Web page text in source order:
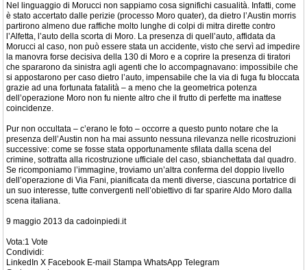
Nel linguaggio di Morucci non sappiamo cosa significhi casualità. Infatti, come
è stato accertato dalle perizie (processo Moro quater), da dietro l’Austin morris
partirono almeno due raffiche molto lunghe di colpi di mitra dirette contro
l’Alfetta, l’auto della scorta di Moro. La presenza di quell’auto, affidata da
Morucci al caso, non può essere stata un accidente, visto che servì ad impedire
la manovra forse decisiva della 130 di Moro e a coprire la presenza di tiratori
che spararono da sinistra agli agenti che lo accompagnavano: impossibile che
si appostarono per caso dietro l’auto, impensabile che la via di fuga fu bloccata
grazie ad una fortunata fatalità – a meno che la geometrica potenza
dell’operazione Moro non fu niente altro che il frutto di perfette ma inattese
coincidenze.
Pur non occultata – c’erano le foto – occorre a questo punto notare che la
presenza dell’Austin non ha mai assunto nessuna rilevanza nelle ricostruzioni
successive: come se fosse stata opportunamente sfilata dalla scena del
crimine, sottratta alla ricostruzione ufficiale del caso, sbianchettata dal quadro.
Se ricomponiamo l’immagine, troviamo un’altra conferma del doppio livello
dell’operazione di Via Fani, pianificata da menti diverse, ciascuna portatrice di
un suo interesse, tutte convergenti nell’obiettivo di far sparire Aldo Moro dalla
scena italiana.
9 maggio 2013 da cadoinpiedi.it
Vota:1 Vote
Condividi:
LinkedIn X Facebook E-mail Stampa WhatsApp Telegram